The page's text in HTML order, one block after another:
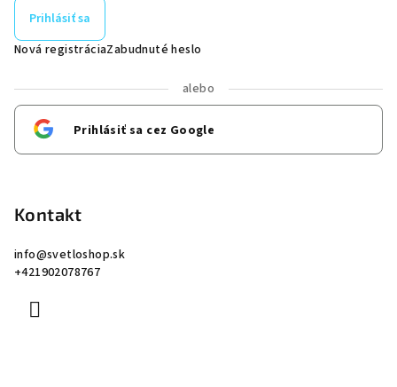
Prihlásiť sa
Nová registráciaZabudnuté heslo
alebo
Prihlásiť sa cez Google
Kontakt
info@svetloshop.sk
+421902078767